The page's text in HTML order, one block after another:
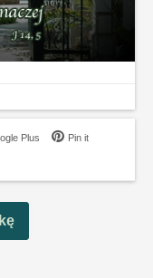
Plus Pin it